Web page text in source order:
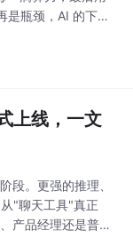
是瓶颈，AI 的下一
上线，一文
段。更强的推理、
"聊天工具"真正
产品经理还是普通